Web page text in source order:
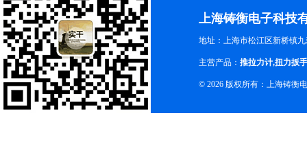
上海铸衡电子科技
地址：上海市松江区新桥镇
主营产品： 推拉力计,扭力扳手
© 2026 版权所有：上海铸衡